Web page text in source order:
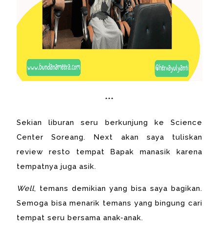
***
Sekian liburan seru berkunjung ke Science
Center Soreang. Next akan saya tuliskan
review resto tempat Bapak manasik karena
tempatnya juga asik.
Well, temans demikian yang bisa saya bagikan.
Semoga bisa menarik temans yang bingung cari
tempat seru bersama anak-anak.